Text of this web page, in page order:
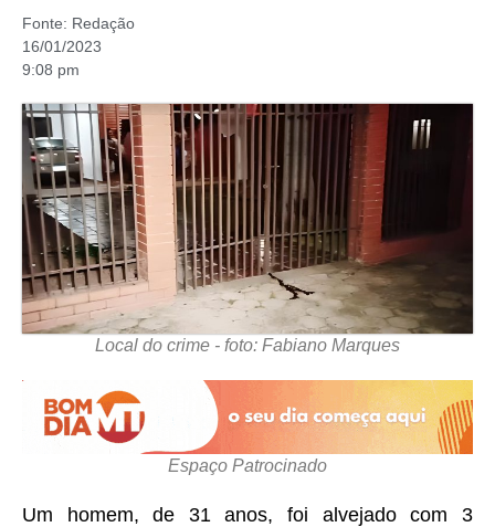
Fonte: Redação
16/01/2023
9:08 pm
Local do crime - foto: Fabiano Marques
Espaço Patrocinado
Um homem, de 31 anos, foi alvejado com 3